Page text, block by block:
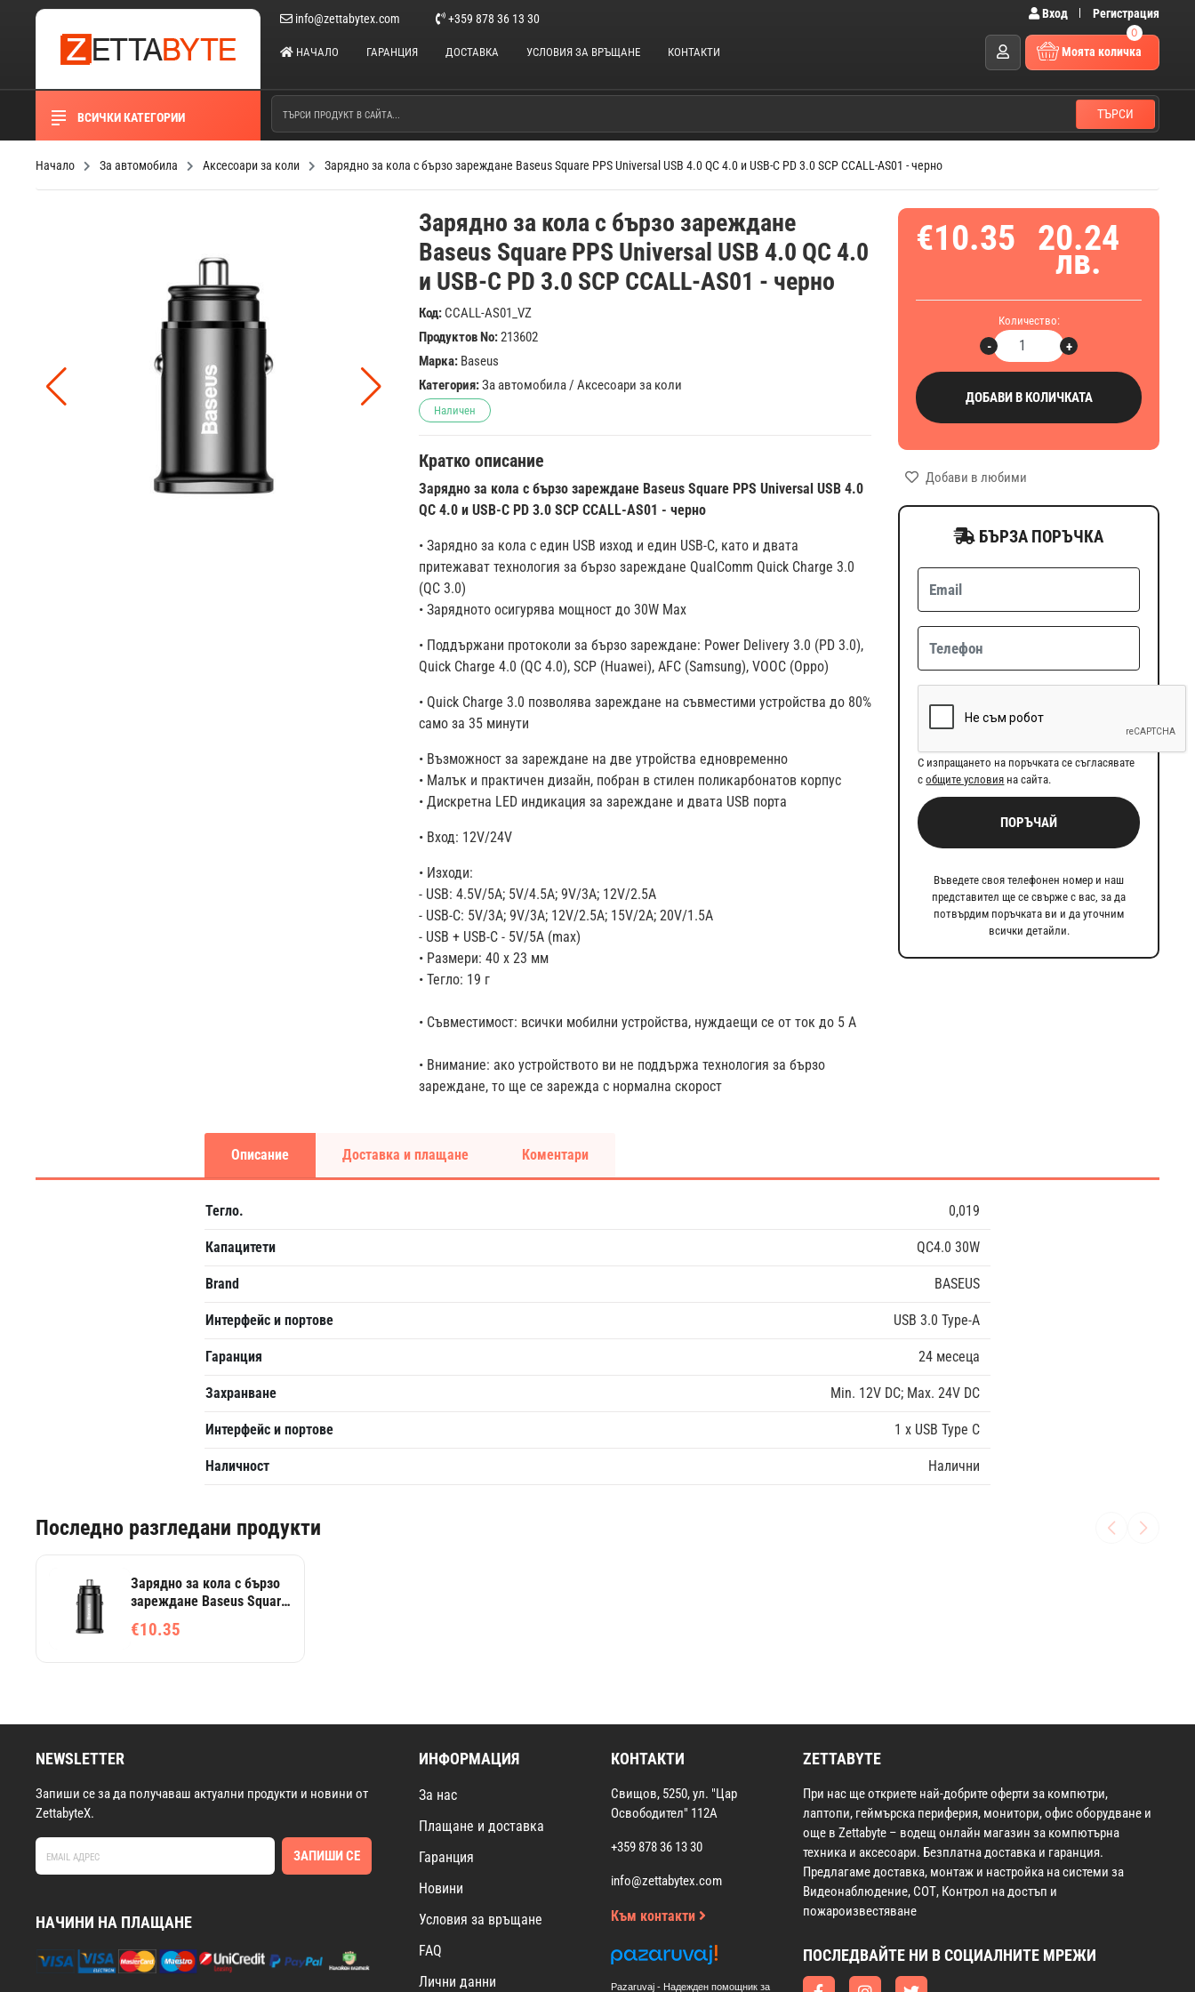
info@zettabytex.com +359 878 36 13 30 Вход Регистрация
НАЧАЛО ГАРАНЦИЯ ДОСТАВКА УСЛОВИЯ ЗА ВРЪЩАНЕ КОНТАКТИ
0
Моята количка
ВСИЧКИ КАТЕГОРИИ ТЪРСИ
Начало За автомобила Аксесоари за коли Зарядно за кола с бързо зареждане Baseus Square PPS Universal USB 4.0 QC 4.0 и USB-C PD 3.0 SCP CCALL-AS01 - черно
Зарядно за кола с бързо зареждане
Baseus Square PPS Universal USB 4.0 QC 4.0
и USB-C PD 3.0 SCP CCALL-AS01 - черно
Код: CCALL-AS01_VZ
Продуктов No:213602
Марка: Baseus
Категория:За автомобила/Аксесоари за коли
Наличен
Кратко описание
Зарядно за кола с бързо зареждане Baseus Square PPS Universal USB 4.0
QC 4.0 и USB-C PD 3.0 SCP CCALL-AS01 - черно
• Зарядно за кола с един USB изход и един USB-C, като и двата
притежават технология за бързо зареждане QualComm Quick Charge 3.0
(QC 3.0)
• Зарядното осигурява мощност до 30W Max
• Поддържани протоколи за бързо зареждане: Power Delivery 3.0 (PD 3.0),
Quick Charge 4.0 (QC 4.0), SCP (Huawei), AFC (Samsung), VOOC (Oppo)
• Quick Charge 3.0 позволява зареждане на съвместими устройства до 80%
само за 35 минути
• Възможност за зареждане на две утройства едновременно
• Малък и практичен дизайн, побран в стилен поликарбонатов корпус
• Дискретна LED индикация за зареждане и двата USB порта
• Вход: 12V/24V
• Изходи:
- USB: 4.5V/5A; 5V/4.5A; 9V/3A; 12V/2.5A
- USB-C: 5V/3A; 9V/3A; 12V/2.5A; 15V/2A; 20V/1.5A
- USB + USB-C - 5V/5A (max)
• Размери: 40 х 23 мм
• Тегло: 19 г
• Съвместимост: всички мобилни устройства, нуждаещи се от ток до 5 А
• Внимание: ако устройството ви не поддържа технология за бързо
зареждане, то ще се зарежда с нормална скорост
€10.35 20.24
лв.
Количество:
+
-
ДОБАВИ В КОЛИЧКАТА
Добави в любими
БЪРЗА ПОРЪЧКА
С изпращането на поръчката се съгласявате
собщите условия на сайта.
ПОРЪЧАЙ
Въведете своя телефонен номер и наш
представител ще се свърже с вас, за да
потвърдим поръчката ви и да уточним
всички детайли.
Описание Доставка и плащане Коментари
Тегло. 0,019
Капацитети QC4.0 30W
Brand BASEUS
Интерфейс и портове USB 3.0 Type-A
Гаранция 24 месеца
Захранване Min. 12V DC; Max. 24V DC
Интерфейс и портове 1 x USB Type C
Наличност Налични
Последно разгледани продукти
Зарядно за кола с бързо
зареждане Baseus Square
PPS Universal USB 4.0 QC
4.0 и USB-C PD 3.0 SCP
€10.35
NEWSLETTER
Запиши се за да получаваш актуални продукти и новини от
ZettabyteX.
ЗАПИШИ СЕ
НАЧИНИ НА ПЛАЩАНЕ
ИНФОРМАЦИЯ
За нас
Плащане и доставка
Гаранция
Новини
Условия за връщане
FAQ
Лични данни
КОНТАКТИ
Свищов, 5250, ул. "Цар
Освободител" 112А
+359 878 36 13 30
info@zettabytex.com
Към контакти
Pazaruvaj - Надежден помощник за
ZETTABYTE
При нас ще откриете най-добрите оферти за компютри,
лаптопи, геймърска периферия, монитори, офис оборудване и
още в Zettabyte – водещ онлайн магазин за компютърна
техника и аксесоари. Безплатна доставка и гаранция.
Предлагаме доставка, монтаж и настройка на системи за
Видеонаблюдение, СОТ, Контрол на достъп и
пожароизвестяване
ПОСЛЕДВАЙТЕ НИ В СОЦИАЛНИТЕ МРЕЖИ